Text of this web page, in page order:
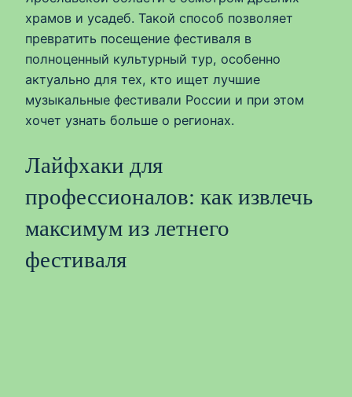
храмов и усадеб. Такой способ позволяет
превратить посещение фестиваля в
полноценный культурный тур, особенно
актуально для тех, кто ищет лучшие
музыкальные фестивали России и при этом
хочет узнать больше о регионах.
Лайфхаки для
профессионалов: как извлечь
максимум из летнего
фестиваля